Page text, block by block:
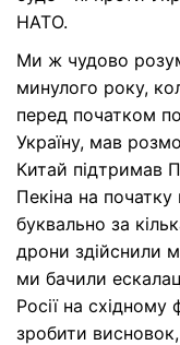
НАТО.
Ми ж чудово
минулого року,
перед початком
Україну, мав
Китай підтримав
Пекіна на
буквально за
дрони здійснили
ми бачили
Росії на
зробити